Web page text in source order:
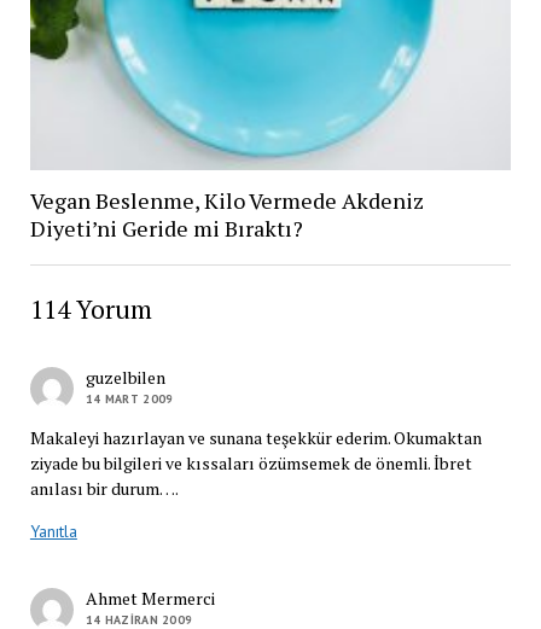
Vegan Beslenme, Kilo Vermede Akdeniz
Diyeti’ni Geride mi Bıraktı?
114 Yorum
guzelbilen
14 MART 2009
Makaleyi hazırlayan ve sunana teşekkür ederim. Okumaktan
ziyade bu bilgileri ve kıssaları özümsemek de önemli. İbret
anılası bir durum….
Yanıtla
Ahmet Mermerci
14 HAZIRAN 2009